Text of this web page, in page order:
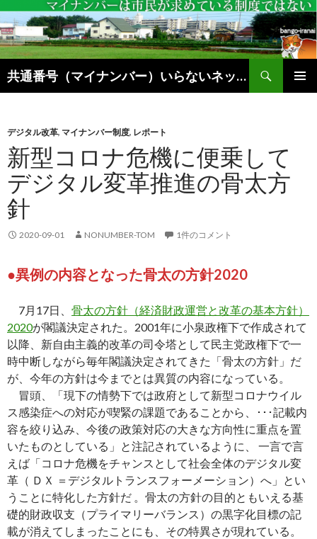
共通番号（マイナンバー）いらないネットブログ
検
索
ン
ツ
へ
ス
キ
ッ
プ
デジタル改革, マイナンバー制度, レポート
新型コロナ危機に便乗して
デジタル変革推進の骨太方
針
2020-09-01 NONUMBER-TOM 1件のコメント
●異例の内容となった骨太の方針2020
7月17日、 骨太の方針（経済財政運営と改革の基本方針）
2020が閣議決定された。2001年に小泉政権下で作成されて
以降、新自由主義的改革の司令塔として民主党政権下で一
時中断しながら毎年閣議決定されてきた「骨太の方針」だ
が、今年の方針は今までとは異質の内容になっている。
冒頭、「現下の情勢下では政府として新型コロナウイル
ス感染症への対応が喫緊の課題であることから、･･･記載内
容を絞り込み、今後の政策対応の大きな方向性に重点を置
いたものとしている」と注記されているように、 一言で言
えば「コロナ危機をチャンスとして社会全体のデジタル変
革（ ＤＸ ＝デジタルトランスフォーメーション）へ」とい
うことに特化した方針だ 。骨太の方針の目的ともいえる基
礎的財政収支（プライマリーバランス）の黒字化目標の記
載が消えてしまったことにも、その特異さが現れている。